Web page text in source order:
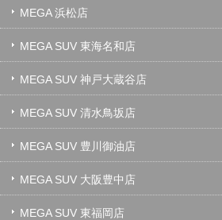
MEGA 浜松店
MEGA SUV 東海名和店
MEGA SUV 神戸大蔵谷店
MEGA SUV 清水鳥坂店
MEGA SUV 豊川御油店
MEGA SUV 大阪豊中店
MEGA SUV 東福岡店